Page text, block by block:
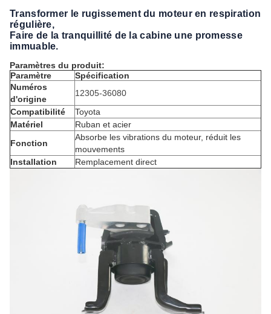
Transformer le rugissement du moteur en respiration
régulière,
Faire de la tranquillité de la cabine une promesse
immuable.
Paramètres du produit:
Paramètre
Spécification
Numéros
d'origine
12305-36080
Compatibilité
Toyota
Matériel
Ruban et acier
Fonction
Absorbe les vibrations du moteur, réduit les
mouvements
Installation
Remplacement direct